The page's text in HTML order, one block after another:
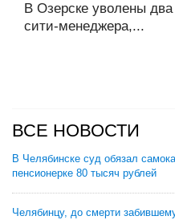
В Озерске уволены
сити-менеджера,...
ВСЕ НОВОСТИ
В Челябинске суд обязал
пенсионерке 80 тысяч рублей
Челябинцу, до смерти